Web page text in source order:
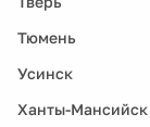
Тюмень
Усинск
Ханты-Мансийск